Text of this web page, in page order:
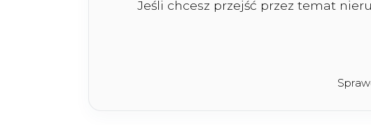
Jeśli chcesz przejść przez temat